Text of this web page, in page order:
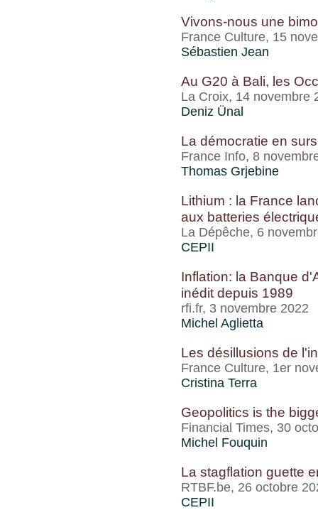
Vivons-nous une
France Culture, 15
Sébastien Jean
Au G20 à Bali, les
La Croix, 14 novembre
Deniz Ünal
La démocratie en
France Info, 8
Thomas Grjebine
Lithium : la France
aux batteries
La Dépêche, 6
CEPII
Inflation: la Banque
inédit depuis 1989
rfi.fr, 3 novembre 2022
Michel Aglietta
Les désillusions de
France Culture, 1er
Cristina Terra
Geopolitics is the
Financial Times, 30
Michel Fouquin
La stagflation guette
RTBF.be, 26 octobre
CEPII